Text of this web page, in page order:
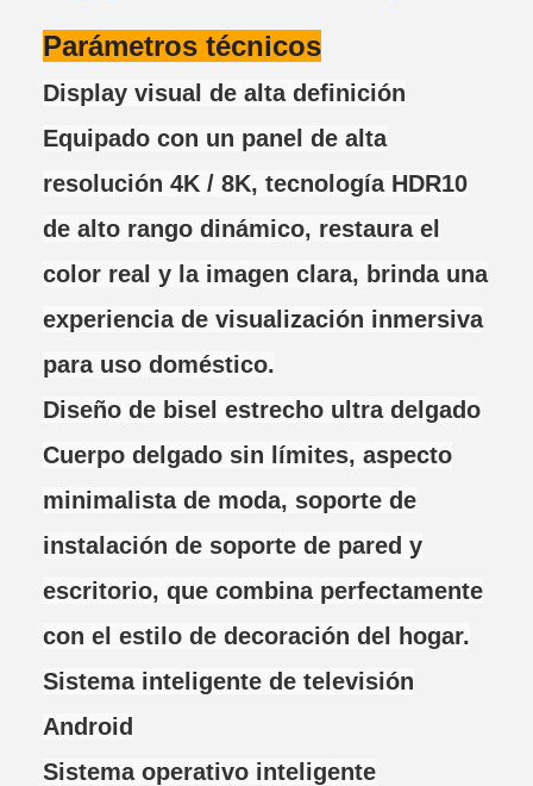
Parámetros técnicos
Display visual de alta definición
Equipado con un panel de alta
resolución 4K / 8K, tecnología HDR10
de alto rango dinámico, restaura el
color real y la imagen clara, brinda una
experiencia de visualización inmersiva
para uso doméstico.
Diseño de bisel estrecho ultra delgado
Cuerpo delgado sin límites, aspecto
minimalista de moda, soporte de
instalación de soporte de pared y
escritorio, que combina perfectamente
con el estilo de decoración del hogar.
Sistema inteligente de televisión
Android
Sistema operativo inteligente